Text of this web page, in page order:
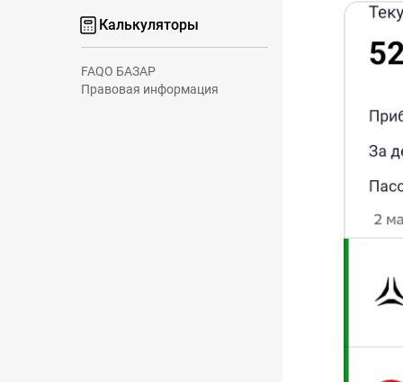
Калькуляторы
FAQО БАЗАР
Правовая информация
купон
купон
купон
купон
купон
купон
купон
купон